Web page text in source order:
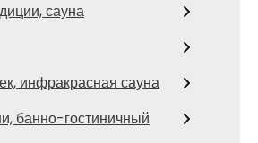
сауна
инфракрасная сауна
банно-гостиничный